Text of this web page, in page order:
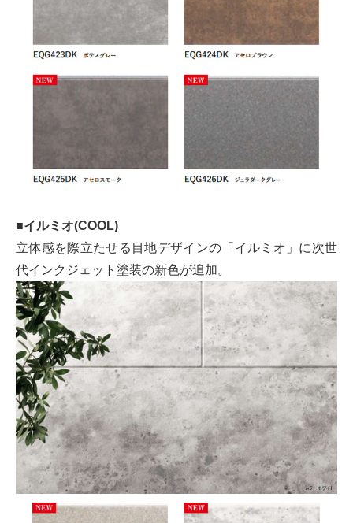
■イルミオ(COOL)
立体感を際立たせる目地デザインの「イルミオ」に次世
代インクジェット塗装の新色が追加。